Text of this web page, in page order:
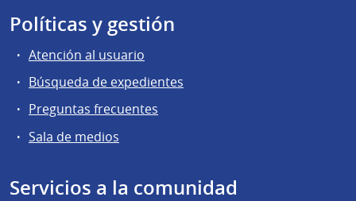
Políticas y gestión
Atención al usuario
Búsqueda de expedientes
Preguntas frecuentes
Sala de medios
Servicios a la comunidad